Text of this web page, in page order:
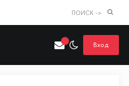
ПОИСК ->
Вход